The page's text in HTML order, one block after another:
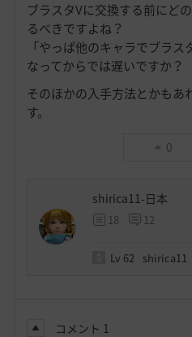
ブラスタVに交換する前にど
るべきですよね？
「やっぱ他のキャラでブラ
なってからでは遅いですか？
そのほかの入手方法とかもあ
す。
0
shirica11-日本
18 12
Lv 62 shirica11
コメント 1